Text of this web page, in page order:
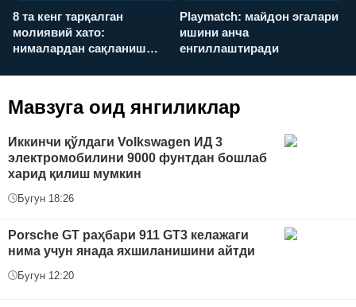
8 та кенг тарқалган
молиявий хато:
нималардан сақланиш
Playmatch: майдон эгалари
ишини анча
енгиллаштиради
Мавзуга оид янгиликлар
Иккинчи қўлдаги Volkswagen ИД 3
электромобилини 9000 фунтдан бошлаб
харид қилиш мумкин
Бугун 18:26
Porsche GT раҳбари 911 GT3 келажаги
нима учун янада яхшиланишини айтди
Бугун 12:20